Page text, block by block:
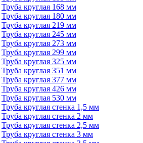
Труба круглая 168 мм
Труба круглая 180 мм
Труба круглая 219 мм
Труба круглая 245 мм
Труба круглая 273 мм
Труба круглая 299 мм
Труба круглая 325 мм
Труба круглая 351 мм
Труба круглая 377 мм
Труба круглая 426 мм
Труба круглая 530 мм
Труба круглая стенка 1,5 мм
Труба круглая стенка 2 мм
Труба круглая стенка 2,5 мм
Труба круглая стенка 3 мм